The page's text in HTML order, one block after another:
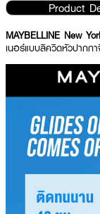
Product
MAYBELLINE New
เนอร์แบบลิควิดหัวปากก